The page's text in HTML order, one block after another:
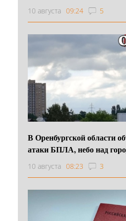
10 августа 09:24 5
В Оренбургской области
атаки БПЛА, небо над
10 августа 08:23 3